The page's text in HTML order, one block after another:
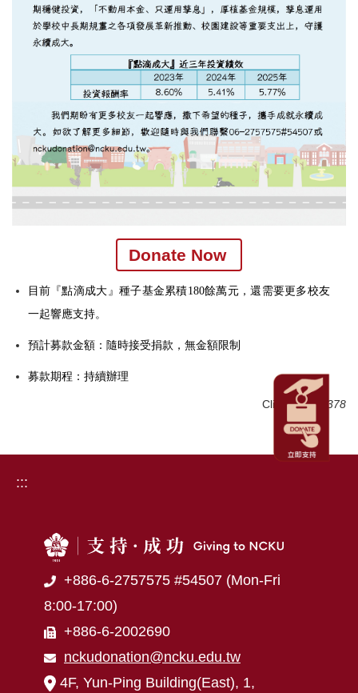
Donate Now
目前『點滴成大』種子基金累積180餘萬元，還需要更多校友
一起響應支持。
預計募款金額：隨時接受捐款，無金額限制
募款期程：持續辦理
Click Num: 1378
:::
+886-6-2757575 #54507 (Mon-Fri
8:00-17:00)
+886-6-2002690
nckudonation@ncku.edu.tw
4F, Yun-Ping Building(East), 1,